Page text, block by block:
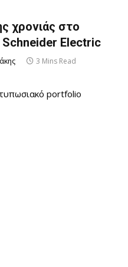
χρονιάς στο
Electric
3 Mins Read
portfolio